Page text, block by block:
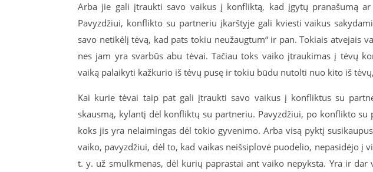
Arba jie gali įtraukti savo vaikus į konfliktą, kad įgytų pranašumą
Pavyzdžiui, konflikto su partneriu įkarštyje gali kviesti vaikus
savo netikėlį tėvą, kad pats tokiu neužaugtum“ ir pan. Tokiais atvejais
nes jam yra svarbūs abu tėvai. Tačiau toks vaiko įtraukimas į tėvų
vaiką palaikyti kažkurio iš tėvų pusę ir tokiu būdu nutolti nuo kito iš
Kai kurie tėvai taip pat gali įtraukti savo vaikus į konfliktus su
skausmą, kylantį dėl konfliktų su partneriu. Pavyzdžiui, po konflikto
koks jis yra nelaimingas dėl tokio gyvenimo. Arba visą pyktį
vaiko, pavyzdžiui, dėl to, kad vaikas neišsiplovė puodelio, nepasidėjo į
t. y. už smulkmenas, dėl kurių paprastai ant vaiko nepyksta. Yra ir dar